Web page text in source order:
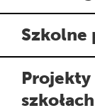
Szkolne
Projekty